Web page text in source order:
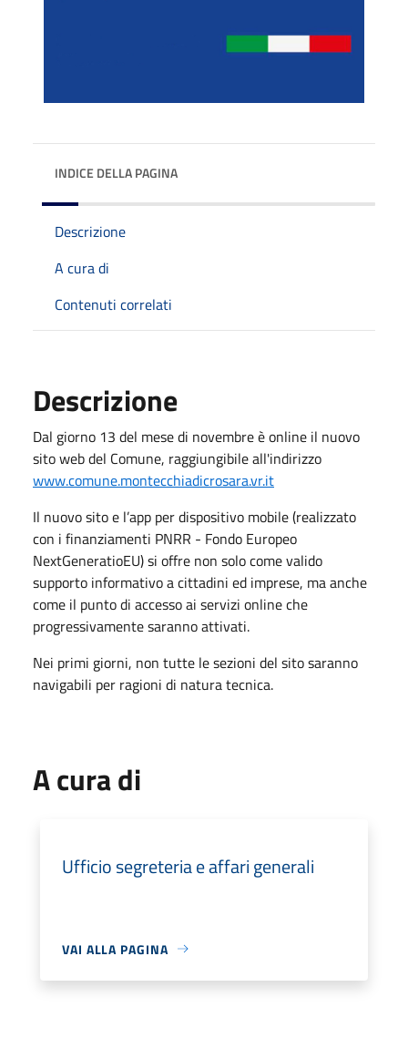
INDICE DELLA PAGINA
Descrizione
A cura di
Contenuti correlati
Descrizione
Dal giorno 13 del mese di novembre è online il nuovo
sito web del Comune, raggiungibile all'indirizzo
www.comune.montecchiadicrosara.vr.it
Il nuovo sito e l’app per dispositivo mobile (realizzato
con i finanziamenti PNRR - Fondo Europeo
NextGeneratioEU) si offre non solo come valido
supporto informativo a cittadini ed imprese, ma anche
come il punto di accesso ai servizi online che
progressivamente saranno attivati.
Nei primi giorni, non tutte le sezioni del sito saranno
navigabili per ragioni di natura tecnica.
A cura di
Ufficio segreteria e affari generali
VAI ALLA PAGINA